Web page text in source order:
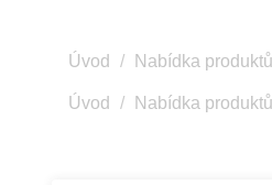
Úvod Nabídka produktů
Úvod Nabídka produktů